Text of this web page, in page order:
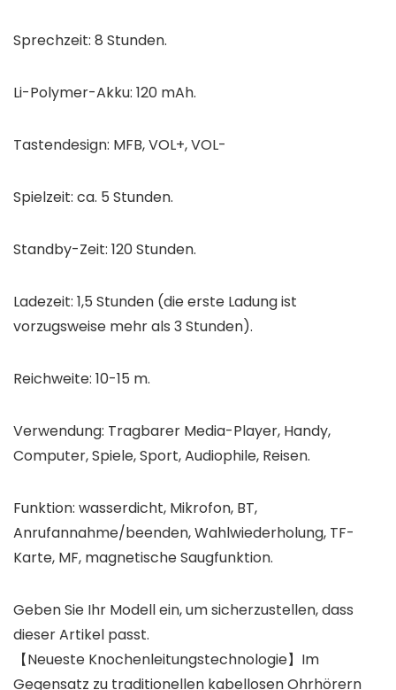
Sprechzeit: 8 Stunden.
Li-Polymer-Akku: 120 mAh.
Tastendesign: MFB, VOL+, VOL-
Spielzeit: ca. 5 Stunden.
Standby-Zeit: 120 Stunden.
Ladezeit: 1,5 Stunden (die erste Ladung ist
vorzugsweise mehr als 3 Stunden).
Reichweite: 10-15 m.
Verwendung: Tragbarer Media-Player, Handy,
Computer, Spiele, Sport, Audiophile, Reisen.
Funktion: wasserdicht, Mikrofon, BT,
Anrufannahme/beenden, Wahlwiederholung, TF-
Karte, MF, magnetische Saugfunktion.
Geben Sie Ihr Modell ein, um sicherzustellen, dass
dieser Artikel passt.
【Neueste Knochenleitungstechnologie】Im
Gegensatz zu traditionellen kabellosen Ohrhörern